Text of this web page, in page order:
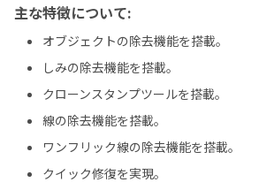
主な特徴について:
オブジェクトの除去機能を搭載。
しみの除去機能を搭載。
クローンスタンプツールを搭載。
線の除去機能を搭載。
ワンフリック線の除去機能を搭載。
クイック修復を実現。